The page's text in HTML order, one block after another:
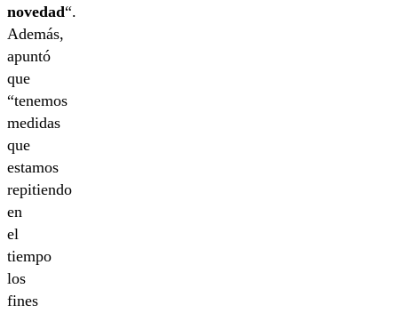
novedad“.
Además,
apuntó
que
“tenemos
medidas
que
estamos
repitiendo
en
el
tiempo
los
fines